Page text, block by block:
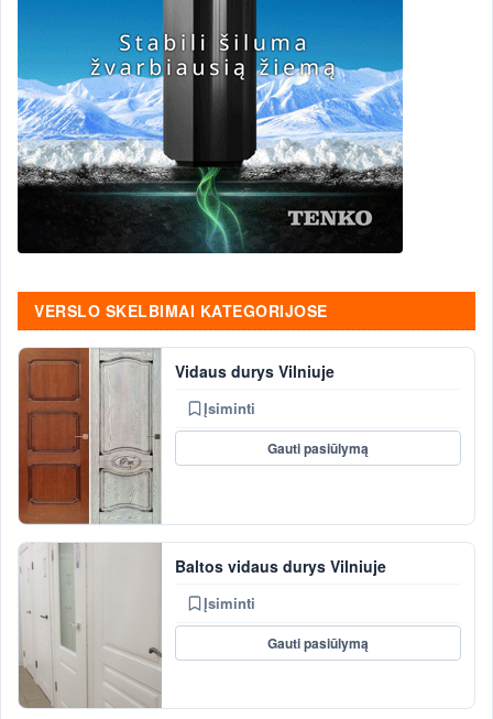
VERSLO SKELBIMAI KATEGORIJOSE
Vidaus durys Vilniuje
Įsiminti
Gauti pasiūlymą
Baltos vidaus durys Vilniuje
Įsiminti
Gauti pasiūlymą